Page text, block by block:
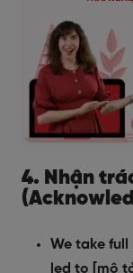
4. Nhận
We take
led to [mô